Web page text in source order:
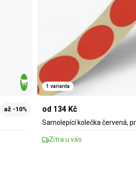
až -10%
1 varianta
od 134 Kč
Samolepící kolečka červená,
Zítra u vás